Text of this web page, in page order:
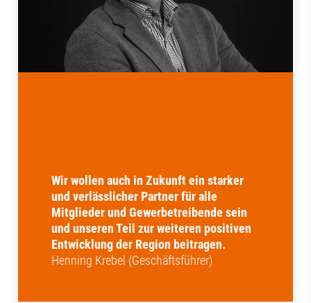
Wir wollen auch in Zukunft ein starker
und verlässlicher Partner für alle
Mitglieder und Gewerbetreibende sein
und unseren Teil zur weiteren positiven
Entwicklung der Region beitragen.
Henning Krebel (Geschäftsführer)